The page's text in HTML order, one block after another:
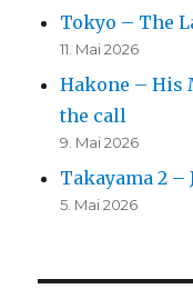
Tokyo – The
11. Mai 2026
Hakone – His
the call
9. Mai 2026
Takayama 2 –
5. Mai 2026